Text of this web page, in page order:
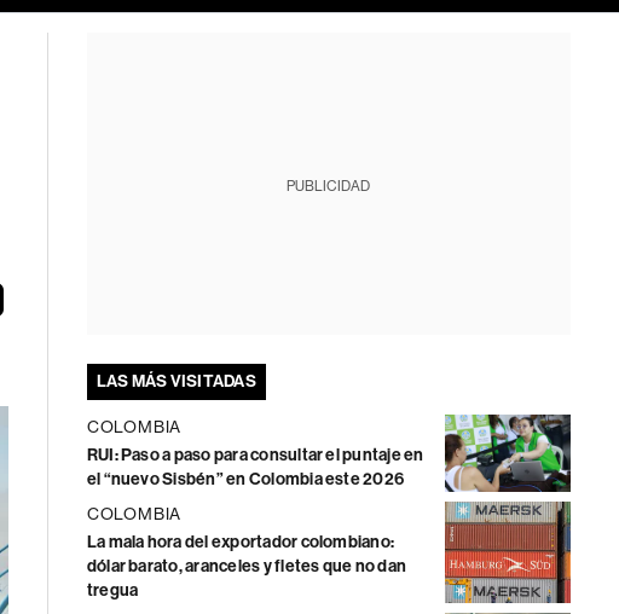
PUBLICIDAD
LAS MÁS VISITADAS
COLOMBIA
RUI: Paso a paso para consultar el puntaje en
el “nuevo Sisbén” en Colombia este 2026
COLOMBIA
La mala hora del exportador colombiano:
dólar barato, aranceles y fletes que no dan
tregua